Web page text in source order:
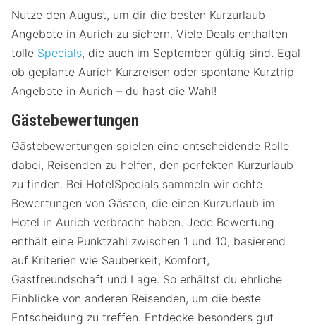
Nutze den August, um dir die besten Kurzurlaub
Angebote in Aurich zu sichern. Viele Deals enthalten
tolle Specials, die auch im September gültig sind. Egal
ob geplante Aurich Kurzreisen oder spontane Kurztrip
Angebote in Aurich – du hast die Wahl!
Gästebewertungen
Gästebewertungen spielen eine entscheidende Rolle
dabei, Reisenden zu helfen, den perfekten Kurzurlaub
zu finden. Bei HotelSpecials sammeln wir echte
Bewertungen von Gästen, die einen Kurzurlaub im
Hotel in Aurich verbracht haben. Jede Bewertung
enthält eine Punktzahl zwischen 1 und 10, basierend
auf Kriterien wie Sauberkeit, Komfort,
Gastfreundschaft und Lage. So erhältst du ehrliche
Einblicke von anderen Reisenden, um die beste
Entscheidung zu treffen. Entdecke besonders gut